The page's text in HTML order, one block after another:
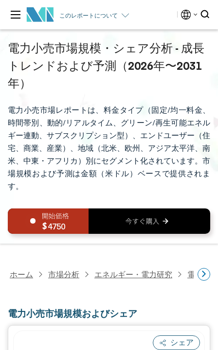
このレポートについて
電力小売市場規模・シェア分析 - 成長
トレンドおよび予測（2026年〜2031
年）
電力小売市場レポートは、料金タイプ（固定/均一料金、
時間帯別、動的/リアルタイム、グリーン/再生可能エネル
ギー連動、サブスクリプション型）、エンドユーザー（住
宅、商業、産業）、地域（北米、欧州、アジア太平洋、南
米、中東・アフリカ）別にセグメント化されています。市
場規模および予測は金額（米ドル）ベースで提供されま
す。
4750
ホーム 市場分析 エネルギー・電力研究 電力研究
電力小売市場規模およびシェア
シェア